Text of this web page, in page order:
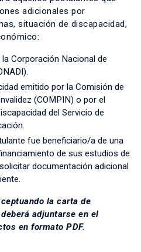
adicionales por
situación de discapacidad,
Corporación Nacional de
emitido por la Comisión de
(COMPIN) o por el
del Servicio de
fue beneficiario/a de una
de sus estudios de
documentación adicional
la carta de
adjuntarse en el
en formato PDF.